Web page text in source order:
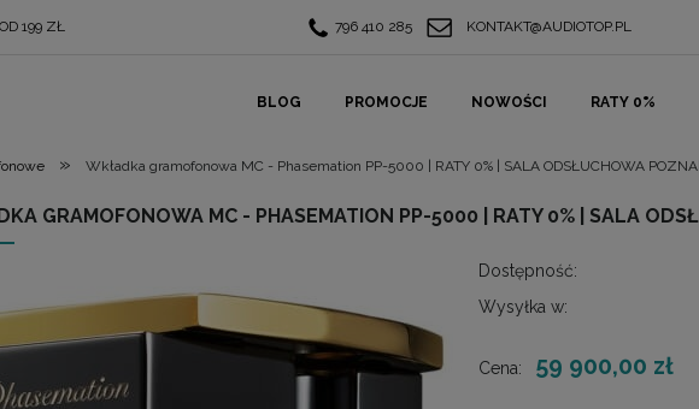
199 ZŁ 796 410 285 KONTAKT@AUDIOTOP.PL
BLOG PROMOCJE NOWOŚCI RATY 0%
» Wkładka gramofonowa MC - Phasemation PP-5000 | RATY 0% | SALA ODSŁUCHOWA
GRAMOFONOWA MC - PHASEMATION PP-5000 | RATY 0% | SALA
Dostępność:
Wysyłka w:
Cena: 59 900,00 zł